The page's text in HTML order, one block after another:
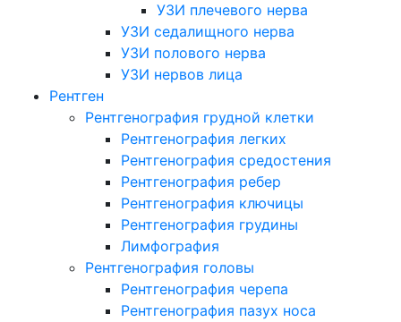
УЗИ плечевого нерва
УЗИ седалищного нерва
УЗИ полового нерва
УЗИ нервов лица
Рентген
Рентгенография грудной клетки
Рентгенография легких
Рентгенография средостения
Рентгенография ребер
Рентгенография ключицы
Рентгенография грудины
Лимфография
Рентгенография головы
Рентгенография черепа
Рентгенография пазух носа